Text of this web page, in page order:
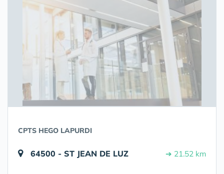
CPTS HEGO LAPURDI
64500 - ST JEAN DE LUZ ➔ 21.52 km